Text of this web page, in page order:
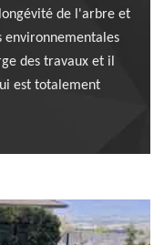
de l'arbre et
environnementales
des travaux et il
est totalement